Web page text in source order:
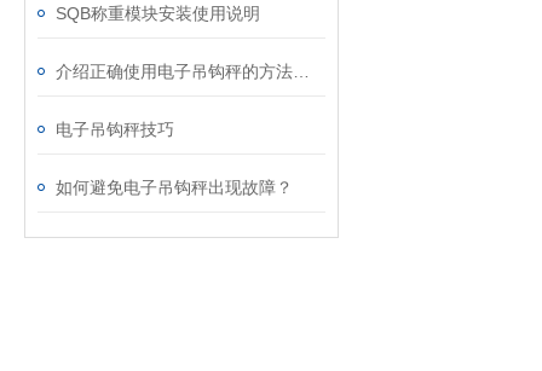
SQB称重模块安装使用说明
电子吊钩秤技巧
如何避免电子吊钩秤出现故障？